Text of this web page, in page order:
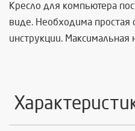
Кресло для компьютера
виде. Необходима простая
инструкции. Максимальная